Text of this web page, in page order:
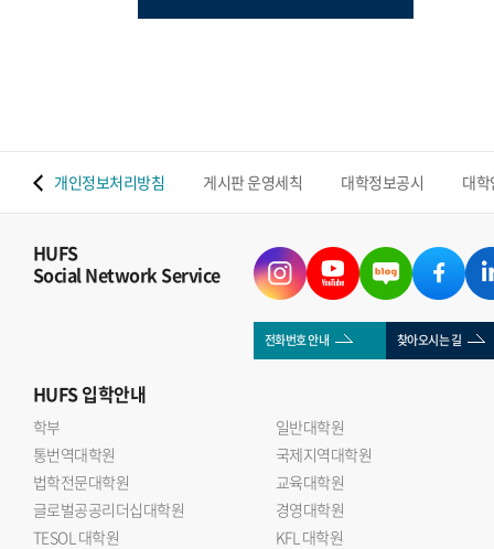
개인정보처리방침 게시판 운영세칙 대학정보공시 대
HUFS
Social Network Service
전화번호 안내 찾아오시는 길
HUFS입학안내
학부
일반대학원
통번역대학원
국제지역대학원
법학전문대학원
교육대학원
글로벌공공리더십대학원
경영대학원
TESOL 대학원
KFL 대학원